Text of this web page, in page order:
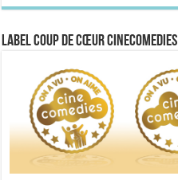
Label Coup de Cœur CineComedies